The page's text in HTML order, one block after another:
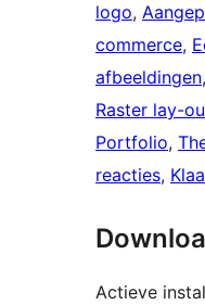
logo,
commerce,
afbeeldingen,
Raster lay-
Portfolio,
reacties,
Actieve